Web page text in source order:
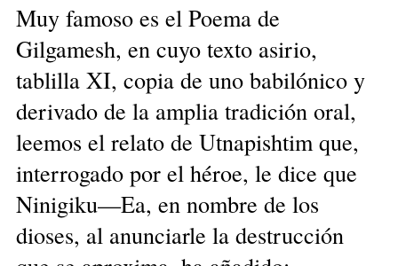
Muy famoso es el Poema de
Gilgamesh, en cuyo texto asirio,
tablilla XI, copia de uno babilónico y
derivado de la amplia tradición oral,
leemos el relato de Utnapishtim que,
interrogado por el héroe, le dice que
Ninigiku—Ea, en nombre de los
dioses, al anunciarle la destrucción